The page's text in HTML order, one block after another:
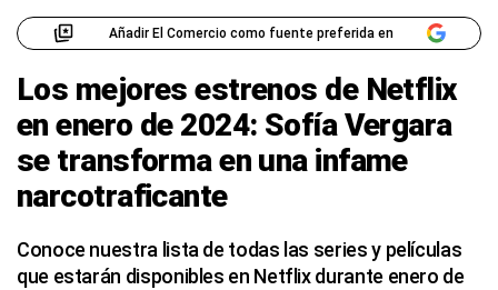
Añadir El Comercio como fuente preferida en
Los mejores estrenos de Netflix
en enero de 2024: Sofía Vergara
se transforma en una infame
narcotraficante
Conoce nuestra lista de todas las series y películas
que estarán disponibles en Netflix durante enero de